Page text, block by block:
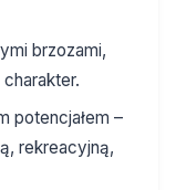
brzozami,
potencjałem –
rekreacyjną,